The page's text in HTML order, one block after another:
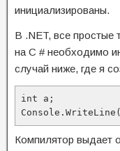
инициализированы.
В .NET, все простые
на C # необходимо
случай ниже, где я
int a;
Компилятор выдает